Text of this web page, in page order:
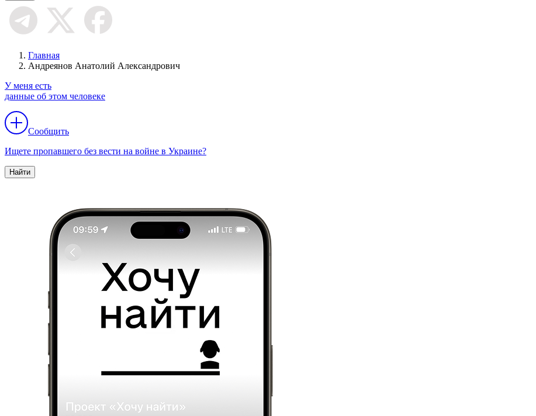
Главная
Андреянов Анатолий Александрович
У меня есть
данные об этом человеке
Сообщить
Ищете пропавшего без вести на войне в Украине?
Найти